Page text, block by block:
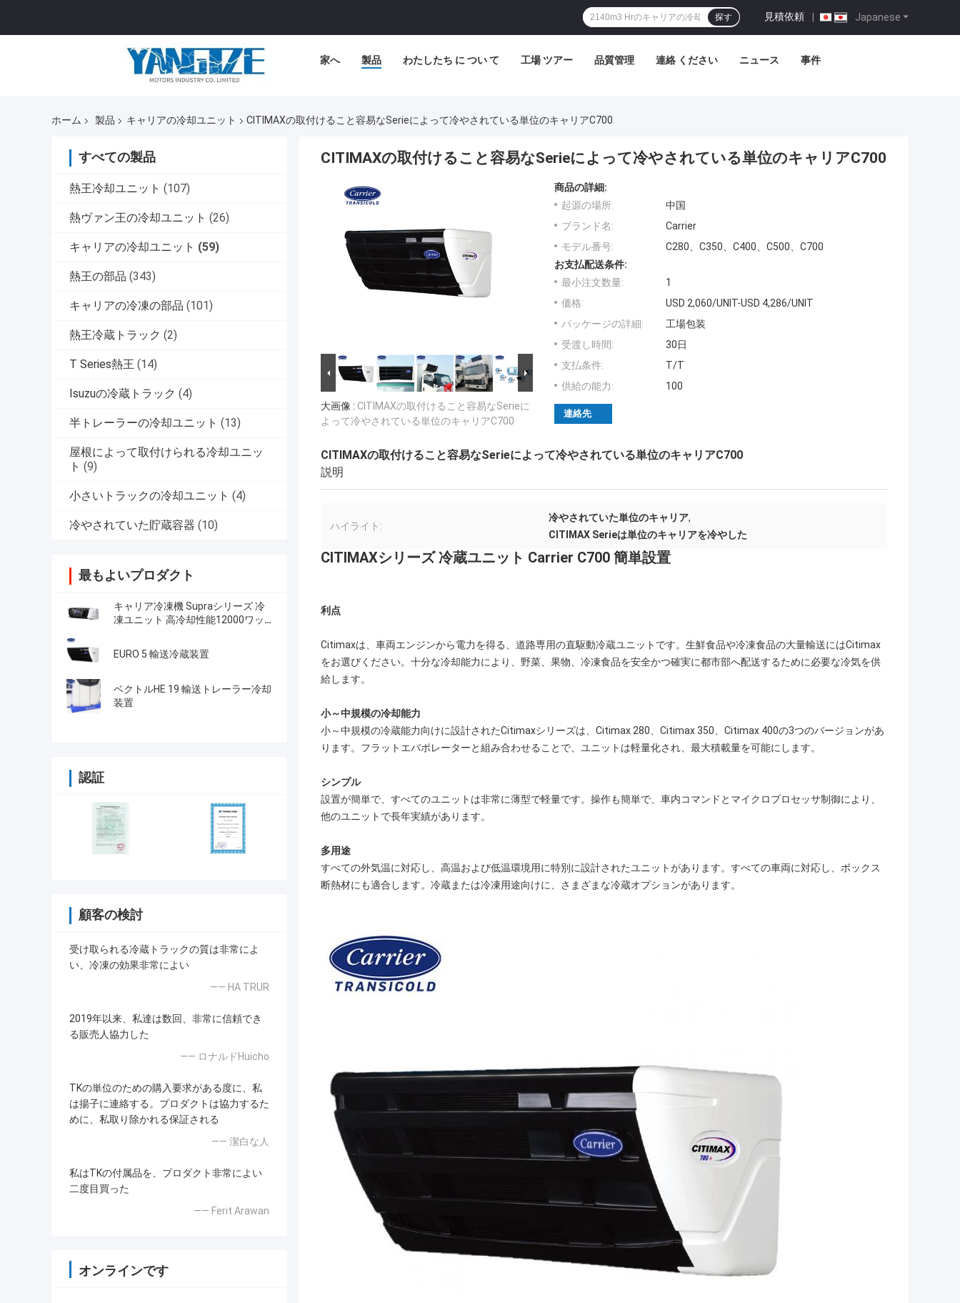
Japanese
見積依頼 |
探す
家へ 製品 わたしたち に つい て 工場 ツアー 品質管理 連絡 ください ニュース 事件
ホーム 製品 キャリアの冷却ユニット CITIMAXの取付けること容易なSerieによって冷やされている単位のキャリアC700
すべての製品
熱王冷却ユニット (107)
熱ヴァン王の冷却ユニット (26)
キャリアの冷却ユニット (59)
熱王の部品 (343)
キャリアの冷凍の部品 (101)
熱王冷蔵トラック (2)
T Series熱王 (14)
Isuzuの冷蔵トラック (4)
半トレーラーの冷却ユニット (13)
屋根によって取付けられる冷却ユニッ
ト (9)
小さいトラックの冷却ユニット (4)
冷やされていた貯蔵容器 (10)
最もよいプロダクト
キャリア冷凍機 Supraシリーズ 冷
凍ユニット 高冷却性能12000ワット
EURO 5 輸送冷蔵装置
ベクトルHE 19 輸送トレーラー冷却
装置
認証
顧客の検討
受け取られる冷蔵トラックの質は非常によ
い、冷凍の効果非常によい
—— HA TRUR
2019年以来、私達は数回、非常に信頼でき
る販売人協力した
—— ロナルドHuicho
TKの単位のための購入要求がある度に、私
は揚子に連絡する。プロダクトは協力するた
めに、私取り除かれる保証される
—— 潔白な人
私はTKの付属品を、プロダクト非常によい
二度目買った
—— Ferit Arawan
オンラインです
CITIMAXの取付けること容易なSerieによって冷やされている単位のキャリアC700
大画像 : CITIMAXの取付けること容易なSerieに
よって冷やされている単位のキャリアC700
商品の詳細:
起源の場所:
中国
ブランド名:
Carrier
モデル番号:
C280、C350、C400、C500、C700
お支払配送条件:
最小注文数量:
1
価格:
USD 2,060/UNIT-USD 4,286/UNIT
パッケージの詳細:
工場包装
受渡し時間:
30日
支払条件:
T/T
供給の能力:
100
連絡先
CITIMAXの取付けること容易なSerieによって冷やされている単位のキャリアC700
説明
ハイライト:
冷やされていた単位のキャリア,
CITIMAX Serieは単位のキャリアを冷やした
CITIMAXシリーズ 冷蔵ユニット Carrier C700 簡単設置
利点
Citimaxは、車両エンジンから電力を得る、道路専用の直駆動冷蔵ユニットです。生鮮食品や冷凍食品の大量輸送にはCitimax
をお選びください。十分な冷却能力により、野菜、果物、冷凍食品を安全かつ確実に都市部へ配送するために必要な冷気を供
給します。
小～中規模の冷却能力
小～中規模の冷蔵能力向けに設計されたCitimaxシリーズは、Citimax 280、Citimax 350、Citimax 400の3つのバージョンがあ
ります。フラットエバポレーターと組み合わせることで、ユニットは軽量化され、最大積載量を可能にします。
シンプル
設置が簡単で、すべてのユニットは非常に薄型で軽量です。操作も簡単で、車内コマンドとマイクロプロセッサ制御により、
他のユニットで長年実績があります。
多用途
すべての外気温に対応し、高温および低温環境用に特別に設計されたユニットがあります。すべての車両に対応し、ボックス
断熱材にも適合します。冷蔵または冷凍用途向けに、さまざまな冷蔵オプションがあります。